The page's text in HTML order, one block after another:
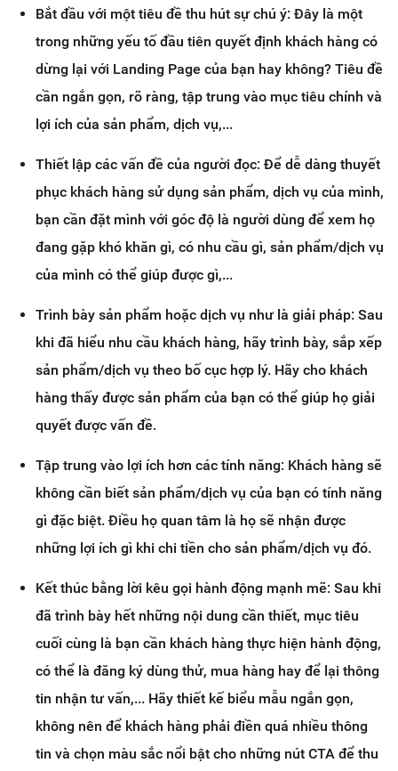
Bắt đầu với một tiêu đề thu hút sự chú ý: Đây là một
trong những yếu tố đầu tiên quyết định khách hàng có
dừng lại với Landing Page của bạn hay không? Tiêu đề
cần ngắn gọn, rõ ràng, tập trung vào mục tiêu chính và
lợi ích của sản phẩm, dịch vụ,...
Thiết lập các vấn đề của người đọc: Để dễ dàng thuyết
phục khách hàng sử dụng sản phẩm, dịch vụ của mình,
bạn cần đặt mình với góc độ là người dùng để xem họ
đang gặp khó khăn gì, có nhu cầu gì, sản phẩm/dịch vụ
của mình có thể giúp được gì,...
Trình bày sản phẩm hoặc dịch vụ như là giải pháp: Sau
khi đã hiểu nhu cầu khách hàng, hãy trình bày, sắp xếp
sản phẩm/dịch vụ theo bố cục hợp lý. Hãy cho khách
hàng thấy được sản phẩm của bạn có thể giúp họ giải
quyết được vấn đề.
Tập trung vào lợi ích hơn các tính năng: Khách hàng sẽ
không cần biết sản phẩm/dịch vụ của bạn có tính năng
gì đặc biệt. Điều họ quan tâm là họ sẽ nhận được
những lợi ích gì khi chi tiền cho sản phẩm/dịch vụ đó.
Kết thúc bằng lời kêu gọi hành động mạnh mẽ: Sau khi
đã trình bày hết những nội dung cần thiết, mục tiêu
cuối cùng là bạn cần khách hàng thực hiện hành động,
có thể là đăng ký dùng thử, mua hàng hay để lại thông
tin nhận tư vấn,... Hãy thiết kế biểu mẫu ngắn gọn,
không nên để khách hàng phải điền quá nhiều thông
tin và chọn màu sắc nổi bật cho những nút CTA để thu